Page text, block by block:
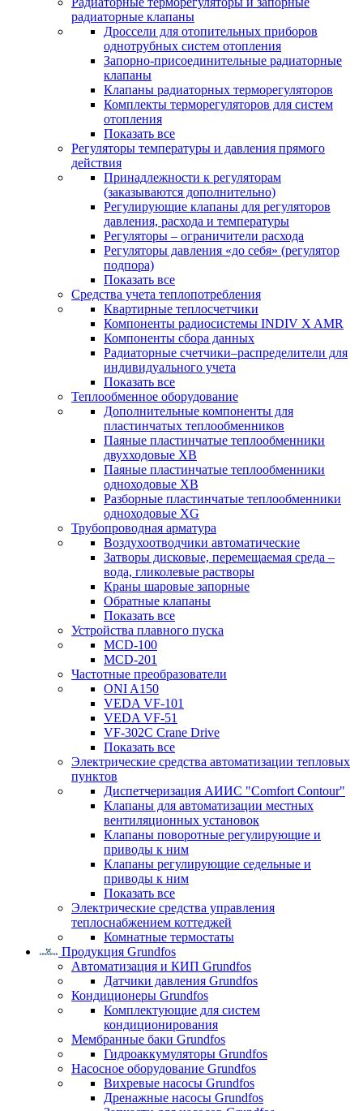
радиаторные клапаны
Дроссели для отопительных приборов
однотрубных систем отопления
Запорно-присоединительные радиаторные
клапаны
Клапаны радиаторных терморегуляторов
Комплекты терморегуляторов для систем
отопления
Показать все
Регуляторы температуры и давления прямого
действия
Принадлежности к регуляторам
(заказываются дополнительно)
Регулирующие клапаны для регуляторов
давления, расхода и температуры
Регуляторы – ограничители расхода
Регуляторы давления «до себя» (регулятор
подпора)
Показать все
Средства учета теплопотребления
Квартирные теплосчетчики
Компоненты радиосистемы INDIV X AMR
Компоненты сбора данных
Радиаторные счетчики–распределители для
индивидуального учета
Показать все
Теплообменное оборудование
Дополнительные компоненты для
пластинчатых теплообменников
Паяные пластинчатые теплообменники
двухходовые XB
Паяные пластинчатые теплообменники
одноходовые ХВ
Разборные пластинчатые теплообменники
одноходовые ХG
Трубопроводная арматура
Воздухоотводчики автоматические
Затворы дисковые, перемещаемая среда –
вода, гликолевые растворы
Краны шаровые запорные
Обратные клапаны
Показать все
Устройства плавного пуска
MCD-100
MCD-201
Частотные преобразователи
ONI A150
VEDA VF-101
VEDA VF-51
VF-302C Crane Drive
Показать все
Электрические средства автоматизации тепловых
пунктов
Диспетчеризация АИИС "Comfort Contour"
Клапаны для автоматизации местных
вентиляционных установок
Клапаны поворотные регулирующие и
приводы к ним
Клапаны регулирующие седельные и
приводы к ним
Показать все
Электрические средства управления
теплоснабжением коттеджей
Комнатные термостаты
Продукция Grundfos
Автоматизация и КИП Grundfos
Датчики давления Grundfos
Кондиционеры Grundfos
Комплектующие для систем
кондиционирования
Мембранные баки Grundfos
Гидроаккумуляторы Grundfos
Насосное оборудование Grundfos
Вихревые насосы Grundfos
Дренажные насосы Grundfos